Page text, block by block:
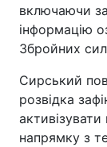
включаючи
інформацію
Збройних
Сирський
розвідка
напрямку з